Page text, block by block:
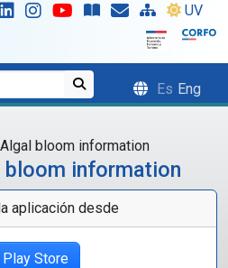
UV
Es Eng
bloom information
bloom information
aplicación desde
Store